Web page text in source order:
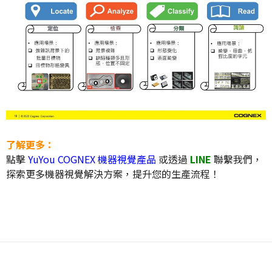
了解更多：
點擊YuYou COGNEX 機器視覺產品 或透過 LINE 聯繫我們，
探索更多機器視覺解決方案，提升您的生產流程！